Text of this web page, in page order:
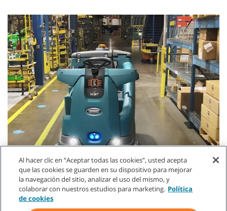
Al hacer clic en “Aceptar todas las cookies”, usted acepta
que las cookies se guarden en su dispositivo para mejorar
la navegación del sitio, analizar el uso del mismo, y
colaborar con nuestros estudios para marketing. Política
de cookies